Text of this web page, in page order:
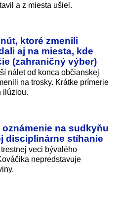
a z miesta ušiel.
ktoré zmenili
aj na miesta, kde
(zahraničný výber)
nálet od konca občianskej
na trosky. Krátke prímerie
ilúziou.
na sudkyňu
disciplinárne stíhanie
veci bývalého
nepredstavuje